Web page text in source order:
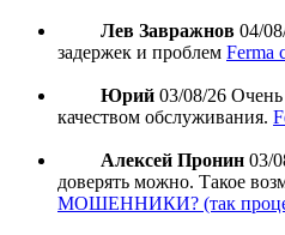
Лев Завражнов 04/
задержек и проблем Ferma
Юрий 03/08/26 Очень
качеством обслуживания.
Алексей Пронин 03/
доверять можно. Такое
МОШЕННИКИ? (так